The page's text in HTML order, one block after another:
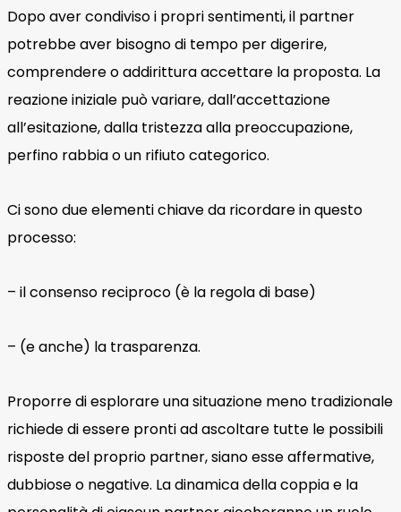
Dopo aver condiviso i propri sentimenti, il partner
potrebbe aver bisogno di tempo per digerire,
comprendere o addirittura accettare la proposta. La
reazione iniziale può variare, dall’accettazione
all’esitazione, dalla tristezza alla preoccupazione,
perfino rabbia o un rifiuto categorico.
Ci sono due elementi chiave da ricordare in questo
processo:
– il consenso reciproco (è la regola di base)
– (e anche) la trasparenza.
Proporre di esplorare una situazione meno tradizionale
richiede di essere pronti ad ascoltare tutte le possibili
risposte del proprio partner, siano esse affermative,
dubbiose o negative. La dinamica della coppia e la